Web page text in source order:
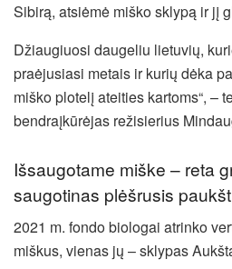
Sibirą, atsiėmė miško sklypą ir jį
Džiaugiuosi daugeliu lietuvių,
praėjusiasi metais ir kurių dėka
miško plotelį ateities kartoms“, –
bendraįkūrėjas režisierius
Išsaugotame miške – reta
saugotinas plėšrusis
2021 m. fondo biologai atrinko
miškus, vienas jų – sklypas